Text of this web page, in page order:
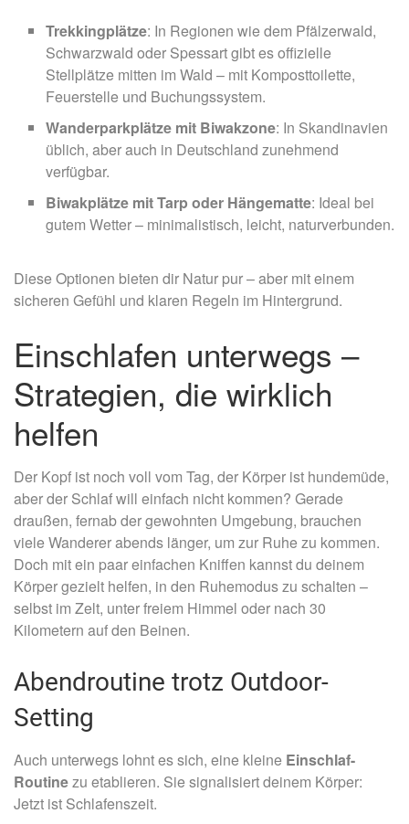
Trekkingplätze: In Regionen wie dem Pfälzerwald,
Schwarzwald oder Spessart gibt es offizielle
Stellplätze mitten im Wald – mit Komposttoilette,
Feuerstelle und Buchungssystem.
Wanderparkplätze mit Biwakzone: In Skandinavien
üblich, aber auch in Deutschland zunehmend
verfügbar.
Biwakplätze mit Tarp oder Hängematte: Ideal bei
gutem Wetter – minimalistisch, leicht, naturverbunden.
Diese Optionen bieten dir Natur pur – aber mit einem
sicheren Gefühl und klaren Regeln im Hintergrund.
Einschlafen unterwegs –
Strategien, die wirklich
helfen
Der Kopf ist noch voll vom Tag, der Körper ist hundemüde,
aber der Schlaf will einfach nicht kommen? Gerade
draußen, fernab der gewohnten Umgebung, brauchen
viele Wanderer abends länger, um zur Ruhe zu kommen.
Doch mit ein paar einfachen Kniffen kannst du deinem
Körper gezielt helfen, in den Ruhemodus zu schalten –
selbst im Zelt, unter freiem Himmel oder nach 30
Kilometern auf den Beinen.
Abendroutine trotz Outdoor-
Setting
Auch unterwegs lohnt es sich, eine kleine Einschlaf-
Routinezu etablieren. Sie signalisiert deinem Körper:
Jetzt ist Schlafenszeit.